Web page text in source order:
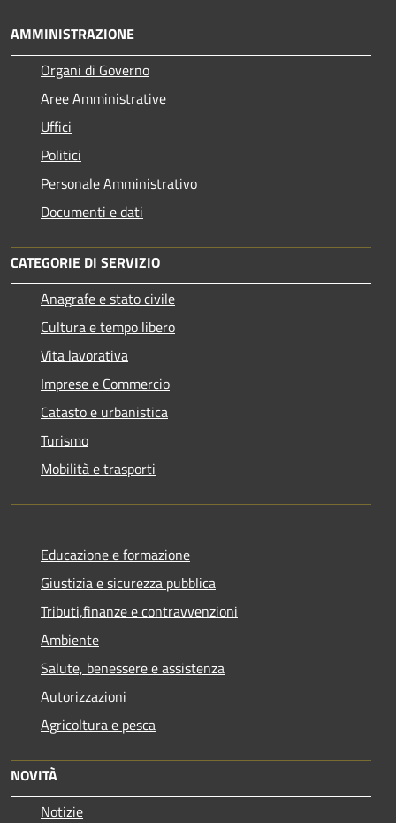
AMMINISTRAZIONE
Organi di Governo
Aree Amministrative
Uffici
Politici
Personale Amministrativo
Documenti e dati
CATEGORIE DI SERVIZIO
Anagrafe e stato civile
Cultura e tempo libero
Vita lavorativa
Imprese e Commercio
Catasto e urbanistica
Turismo
Mobilità e trasporti
Educazione e formazione
Giustizia e sicurezza pubblica
Tributi,finanze e contravvenzioni
Ambiente
Salute, benessere e assistenza
Autorizzazioni
Agricoltura e pesca
NOVITÀ
Notizie